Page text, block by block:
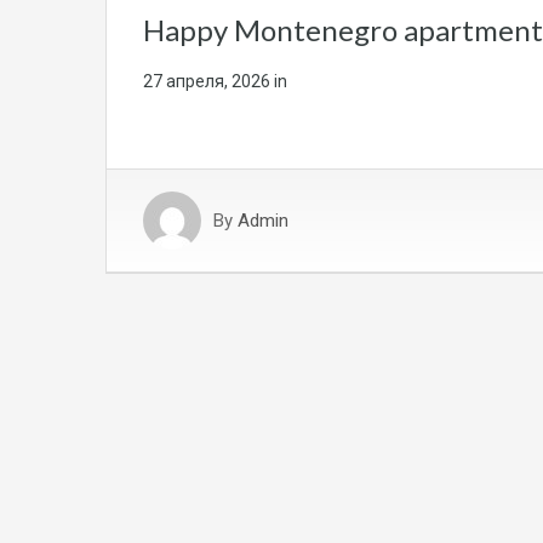
Happy Montenegro
27 апреля, 2026 in
By Admin